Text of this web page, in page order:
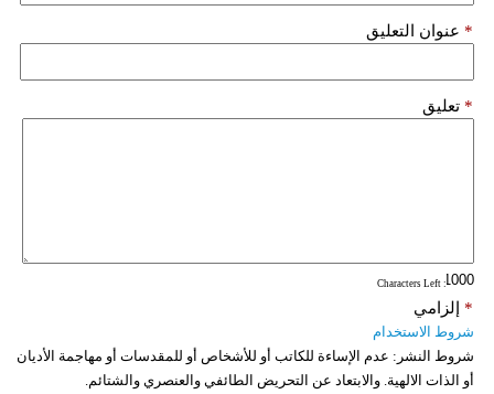
عنوان التعليق *
تعليق *
: Characters Left
إلزامي *
شروط الاستخدام
شروط النشر: عدم الإساءة للكاتب أو للأشخاص أو للمقدسات أو مهاجمة الأديان
أو الذات الالهية. والابتعاد عن التحريض الطائفي والعنصري والشتائم.